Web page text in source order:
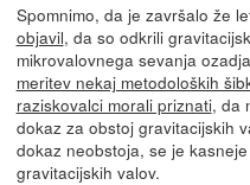
Spomnimo, da je završalo že
objavil, da so odkrili
mikrovalovnega sevanja
meritev nekaj metodoloških
raziskovalci morali priznati, da
dokaz za obstoj gravitacijskih
dokaz neobstoja, se je
gravitacijskih valov.